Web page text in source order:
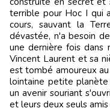
terrible pour Hoc I qui
cours, sauvant la
dévastée, n'a besoin
une dernière fois dans
Vincent Laurent et sa
est tombé amoureux
lointaine petite planète
un avenir souriant
et leurs deux seuls amis